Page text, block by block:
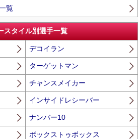
覧
スタイル別選手一覧
デコイラン
ターゲットマン
チャンスメイカー
インサイドレシーバー
ナンバー10
ボックストゥボックス